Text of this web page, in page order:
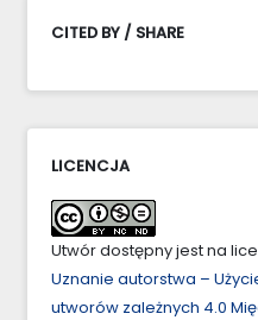
CITED BY / SHARE
LICENCJA
Utwór dostępny jest na
Uznanie autorstwa –
utworów zależnych 4.0